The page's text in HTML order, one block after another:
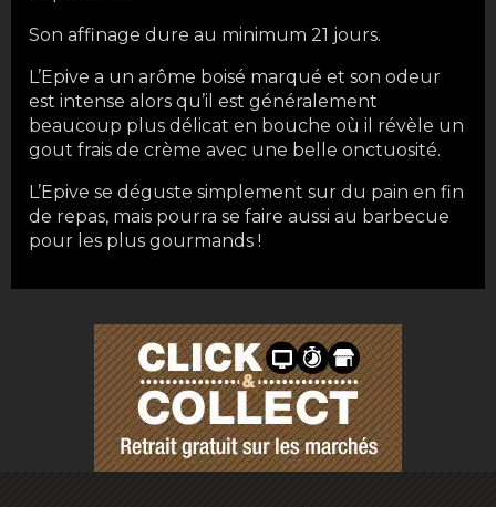
Son affinage dure au minimum 21 jours.
L’Epive a un arôme boisé marqué et son odeur
est intense alors qu’il est généralement
beaucoup plus délicat en bouche où il révèle un
gout frais de crème avec une belle onctuosité.
L’Epive se déguste simplement sur du pain en fin
de repas, mais pourra se faire aussi au barbecue
pour les plus gourmands !